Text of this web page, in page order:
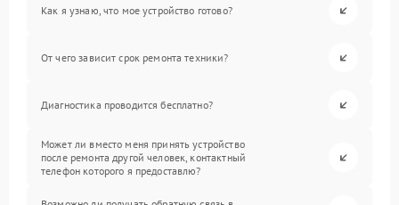
Как я узнаю, что мое устройство готово?
От чего зависит срок ремонта техники?
Диагностика проводится бесплатно?
Может ли вместо меня принять устройство
после ремонта другой человек, контактный
телефон которого я предоставлю?